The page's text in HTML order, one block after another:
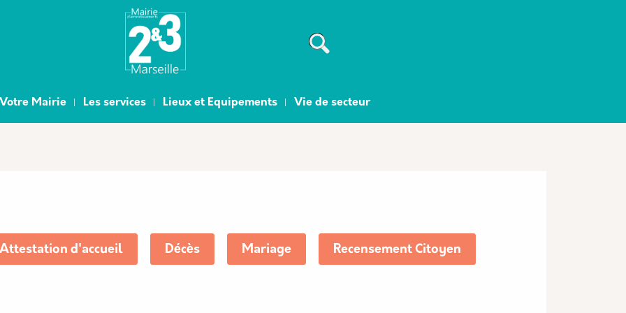
Recherche
Votre Mairie Les services Lieux et Equipements Vie de secteur
Attestation d'accueil Décès Mariage Recensement Citoyen